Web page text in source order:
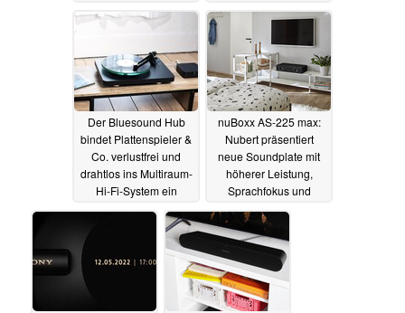
09.05.2022
Der Bluesound Hub
bindet Plattenspieler &
Co. verlustfrei und
drahtlos ins Multiraum-
Hi-Fi-System ein
09.05.2022
nuBoxx AS-225 max:
Nubert präsentiert
neue Soundplate mit
höherer Leistung,
Sprachfokus und
07.05.2022